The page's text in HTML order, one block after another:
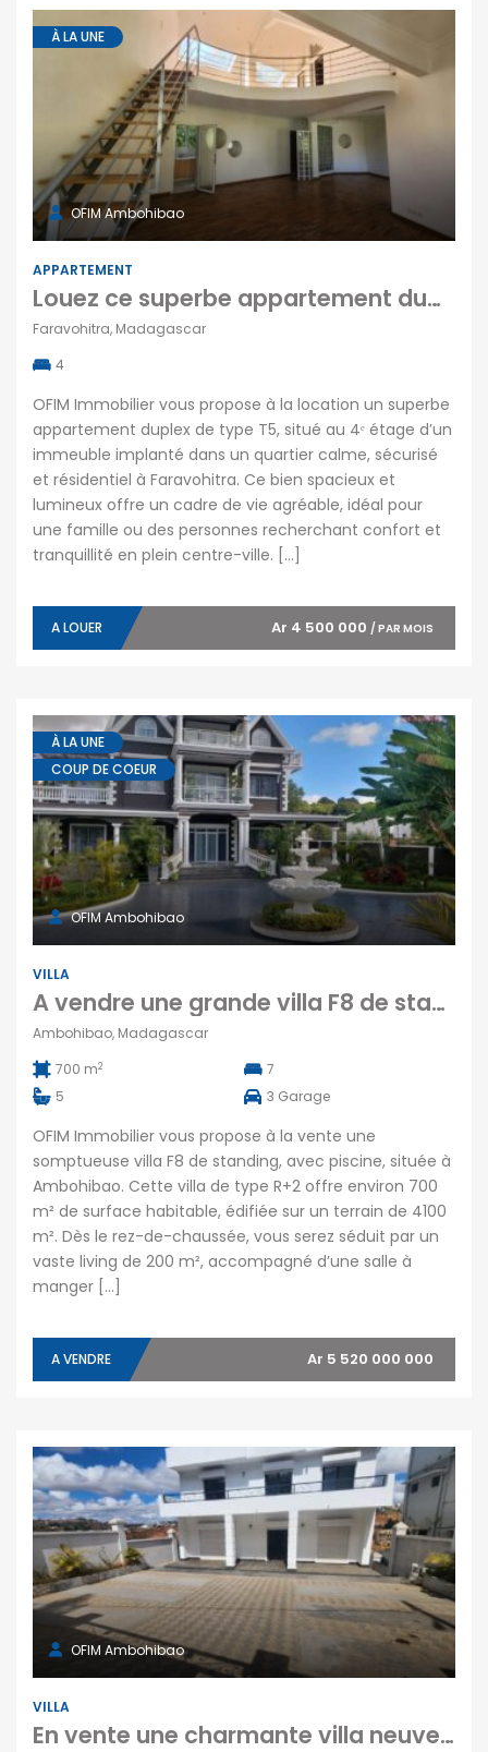
À LA UNE
OFIM Ambohibao
APPARTEMENT
Louez ce superbe appartement duplex de type F5 situé dans un quartier calme sécurisé et résidentiel à Faravohitra
Faravohitra, Madagascar
4
OFIM Immobilier vous propose à la location un superbe
appartement duplex de type T5, situé au 4ᵉ étage d’un
immeuble implanté dans un quartier calme, sécurisé
et résidentiel à Faravohitra. Ce bien spacieux et
lumineux offre un cadre de vie agréable, idéal pour
une famille ou des personnes recherchant confort et
tranquillité en plein centre-ville. […]
A LOUER Ar 4 500 000 / PAR MOIS
À LA UNE
COUP DE COEUR
OFIM Ambohibao
VILLA
A vendre une grande villa F8 de standing avec piscine sur 4100 m² de terrain à Ambohibao
Ambohibao, Madagascar
700 m2
7
5
3 Garage
OFIM Immobilier vous propose à la vente une
somptueuse villa F8 de standing, avec piscine, située à
Ambohibao. Cette villa de type R+2 offre environ 700
m² de surface habitable, édifiée sur un terrain de 4100
m². Dès le rez-de-chaussée, vous serez séduit par un
vaste living de 200 m², accompagné d’une salle à
manger […]
A VENDRE Ar 5 520 000 000
OFIM Ambohibao
VILLA
En vente une charmante villa neuve type F6 sur un terrain de 352 m2 située à Alasora Madagascar